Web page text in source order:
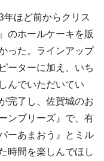
ほど前からクリス
のホールケーキを販
った。ラインアップ
ーターに加え、いち
んでいただいてい
完了し、佐賀城のお
ンブリーズ』で、有
ーあまおう』とミル
時間を楽しんでほし